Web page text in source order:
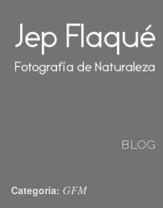
BLOG
Categoría: GFM